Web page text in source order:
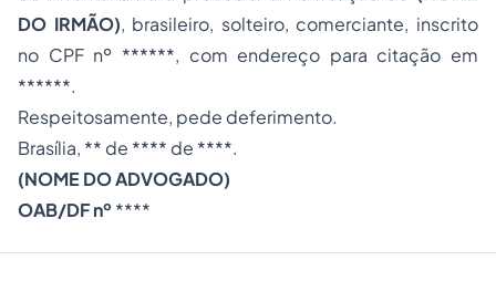
DO IRMÃO), brasileiro, solteiro, comerciante, inscrito
no CPF nº ******, com endereço para citação em
******.
Respeitosamente, pede deferimento.
Brasília, ** de **** de ****.
(NOME DO ADVOGADO)
OAB/DF nº****